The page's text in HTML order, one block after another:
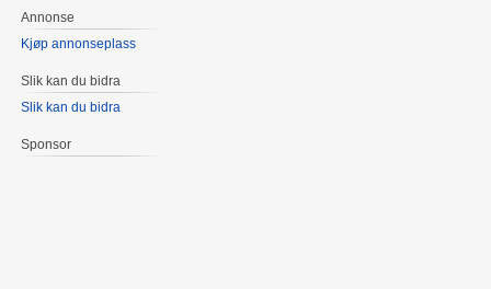
Annonse
Kjøp annonseplass
Slik kan du bidra
Slik kan du bidra
Sponsor